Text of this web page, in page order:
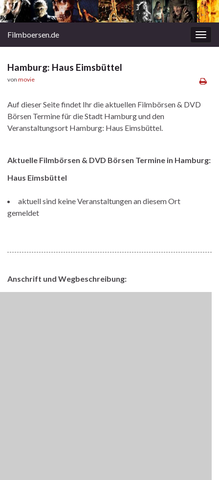
Filmboersen.de
Hamburg: Haus Eimsbüttel
von movie
Auf dieser Seite findet Ihr die aktuellen Filmbörsen & DVD
Börsen Termine für die Stadt Hamburg und den
Veranstaltungsort Hamburg: Haus Eimsbüttel.
Aktuelle Filmbörsen & DVD Börsen Termine in Hamburg:
Haus Eimsbüttel
aktuell sind keine Veranstaltungen an diesem Ort
gemeldet
Anschrift und Wegbeschreibung: